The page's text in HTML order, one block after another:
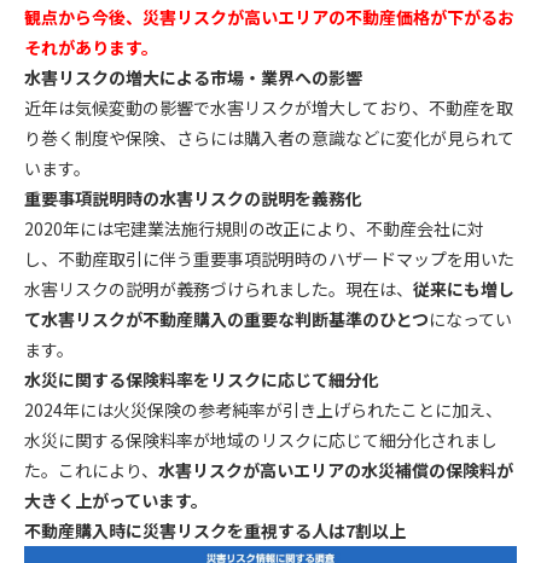
観点から今後、災害リスクが高いエリアの不動産価格が下がるお
それがあります。
水害リスクの増大による市場・業界への影響
近年は気候変動の影響で水害リスクが増大しており、不動産を取
り巻く制度や保険、さらには購入者の意識などに変化が見られて
います。
重要事項説明時の水害リスクの説明を義務化
2020年には宅建業法施行規則の改正により、不動産会社に対
し、不動産取引に伴う重要事項説明時のハザードマップを用いた
水害リスクの説明が義務づけられました。現在は、 従来にも増し
て水害リスクが不動産購入の重要な判断基準のひとつになってい
ます。
水災に関する保険料率をリスクに応じて細分化
2024年には火災保険の参考純率が引き上げられたことに加え、
水災に関する保険料率が地域のリスクに応じて細分化されまし
た。これにより、 水害リスクが高いエリアの水災補償の保険料が
大きく上がっています。
不動産購入時に災害リスクを重視する人は7割以上